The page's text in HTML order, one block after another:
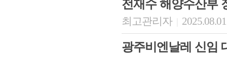
연혁·사업실적
역대 이사장
결산 공시
지부·지
언론에
포토뉴
영상갤
전재수 해양수산부
최고관리자
광주비엔날레 신임